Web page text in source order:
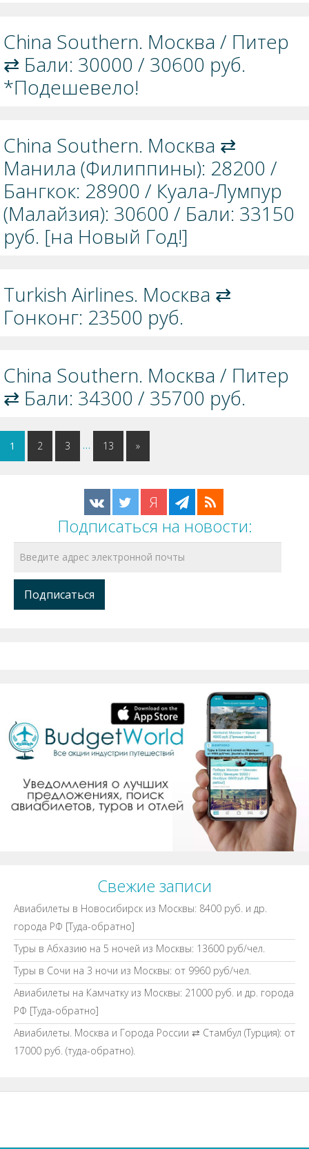
China Southern. Москва / Питер
⇄ Бали: 30000 / 30600 руб.
*Подешевело!
China Southern. Москва ⇄
Манила (Филиппины): 28200 /
Бангкок: 28900 / Куала-Лумпур
(Малайзия): 30600 / Бали: 33150
руб. [на Новый Год!]
Turkish Airlines. Москва ⇄
Гонконг: 23500 руб.
China Southern. Москва / Питер
⇄ Бали: 34300 / 35700 руб.
1 2 3 … 13 »
Я
Подписаться на новости:
Свежие записи
Авиабилеты в Новосибирск из Москвы: 8400 руб. и др.
города РФ [Туда-обратно]
Туры в Абхазию на 5 ночей из Москвы: 13600 руб/чел.
Туры в Сочи на 3 ночи из Москвы: от 9960 руб/чел.
Авиабилеты на Камчатку из Москвы: 21000 руб. и др. города
РФ [Туда-обратно]
Авиабилеты. Москва и Города России ⇄ Стамбул (Турция): от
17000 руб. (туда-обратно).